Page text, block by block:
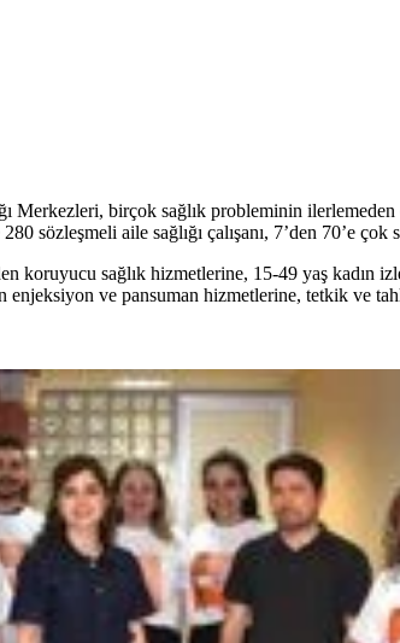
Merkezleri, birçok sağlık probleminin
sözleşmeli aile sağlığı çalışanı, 7’den 70’e
koruyucu sağlık hizmetlerine, 15-49 yaş kadın
enjeksiyon ve pansuman hizmetlerine, tetkik ve